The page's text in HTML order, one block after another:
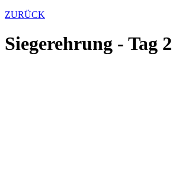
ZURÜCK
Siegerehrung - Tag 2